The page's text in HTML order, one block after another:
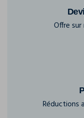
Offre
Réductions